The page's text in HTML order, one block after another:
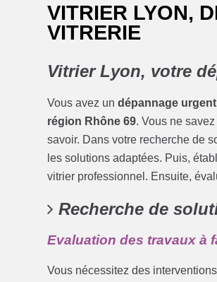
VITRIER LYON,
VITRERIE
Vitrier Lyon, votre
Vous avez undépannage urgent
région Rhône 69. Vous ne
savoir. Dans votre recherche de
les solutions adaptées. Puis,
vitrier professionnel. Ensuite,
Recherche de
Evaluation des travaux à
Vous nécessitez des